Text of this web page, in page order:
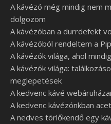
A kávézó még mindig nem
dolgozom
A kávézóban a durrdefekt
A kávézóból rendeltem a
A kávézók világa, ahol
A kávézók világa:
meglepetések
A kedvenc kávé
A kedvenc kávézónkban
A nedves törlőkendő egy